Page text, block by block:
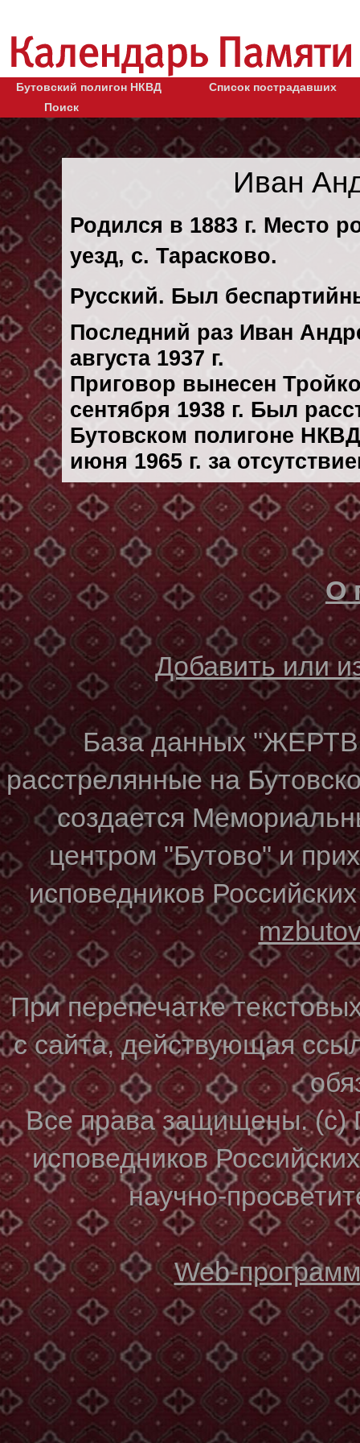
Бутовский полигон НКВД
Список пострадавших
Поиск
Иван
Родился в 1883 г. Место
уезд, с. Тарасково.
Русский. Был
Последний раз Иван
августа 1937 г.
Приговор вынесен
сентября 1938 г. Был
Бутовском полигоне
июня 1965 г. за
О
Добавить или
База данных
расстрелянные на
создается
центром "Бутово" и
исповедников
При перепечатке
с сайта, действующая
Все права защищены. (с)
исповедников
научно-
Web-